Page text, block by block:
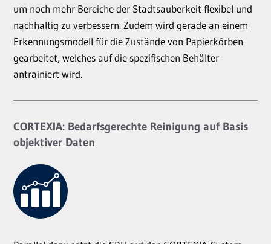
um noch mehr Bereiche der Stadtsauberkeit flexibel und
nachhaltig zu verbessern.Zudem wird gerade an einem
Erkennungsmodell für die Zustände von Papierkörben
gearbeitet, welches auf die spezifischen Behälter
antrainiert wird.
CORTEXIA: Bedarfsgerechte Reinigung auf Basis
objektiver Daten